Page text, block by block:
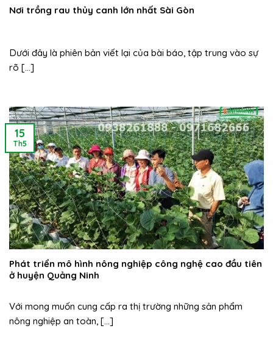
Nơi trồng rau thủy canh lớn nhất Sài Gòn
Dưới đây là phiên bản viết lại của bài báo, tập trung vào sự
rõ [...]
Phát triển mô hình nông nghiệp công nghệ cao đầu tiên
ở huyện Quảng Ninh
Với mong muốn cung cấp ra thị trường những sản phẩm
nông nghiệp an toàn, [...]
15
Th5